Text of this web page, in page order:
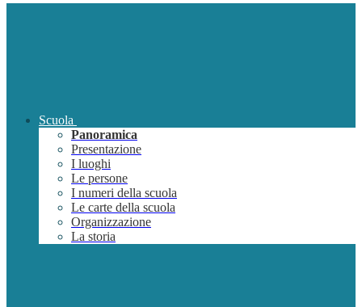
Scuola
Panoramica
Presentazione
I luoghi
Le persone
I numeri della scuola
Le carte della scuola
Organizzazione
La storia